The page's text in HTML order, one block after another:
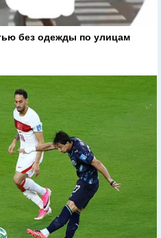
без одежды по улицам